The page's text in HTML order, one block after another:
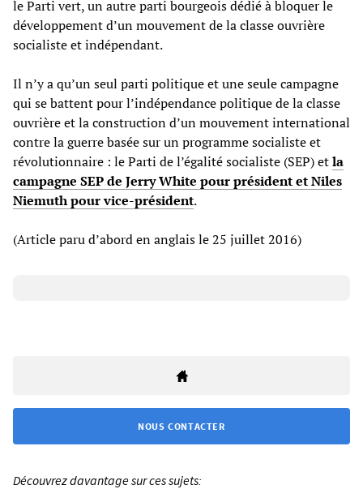
le Parti vert, un autre parti bourgeois dédié à bloquer le
développement d’un mouvement de la classe ouvrière
socialiste et indépendant.
Il n’y a qu’un seul parti politique et une seule campagne
qui se battent pour l’indépendance politique de la classe
ouvrière et la construction d’un mouvement international
contre la guerre basée sur un programme socialiste et
révolutionnaire : le Parti de l’égalité socialiste (SEP) etla
campagne SEP de Jerry White pour président et Niles
Niemuth pour vice-président.
(Article paru d’abord en anglais le 25 juillet 2016)
NOUS CONTACTER
Découvrez davantage sur ces sujets: